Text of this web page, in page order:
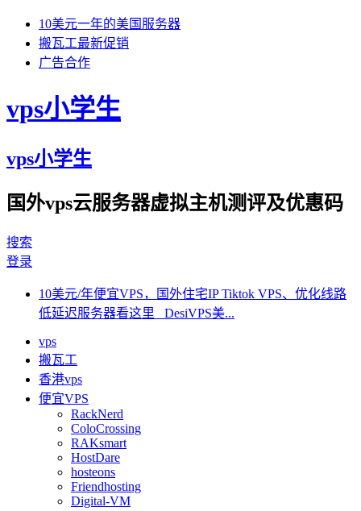
10美元一年的美国服务器
搬瓦工最新促销
广告合作
vps小学生
vps小学生
国外vps云服务器虚拟主机测评及优惠码
搜索
登录
10美元/年便宜VPS，国外住宅IP Tiktok VPS、优化线路
低延迟服务器看这里 DesiVPS美...
vps
搬瓦工
香港vps
便宜VPS
RackNerd
ColoCrossing
RAKsmart
HostDare
hosteons
Friendhosting
Digital-VM